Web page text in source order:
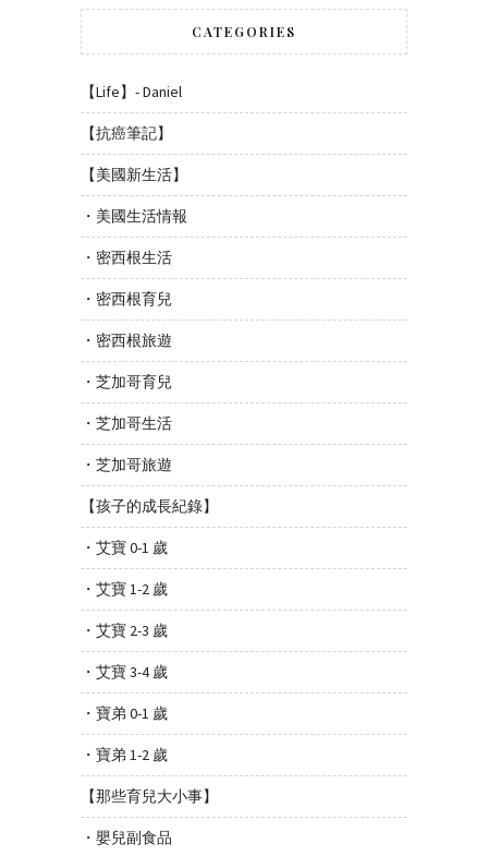
CATEGORIES
【Life】- Daniel
【抗癌筆記】
【美國新生活】
・美國生活情報
・密西根生活
・密西根育兒
・密西根旅遊
・芝加哥育兒
・芝加哥生活
・芝加哥旅遊
【孩子的成長紀錄】
・艾寶 0-1 歲
・艾寶 1-2 歲
・艾寶 2-3 歲
・艾寶 3-4 歲
・寶弟 0-1 歲
・寶弟 1-2 歲
【那些育兒大小事】
・嬰兒副食品